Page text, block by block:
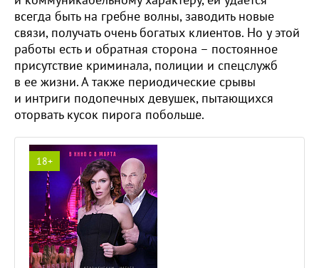
всегда быть на гребне волны, заводить новые
связи, получать очень богатых клиентов. Но у этой
работы есть и обратная сторона – постоянное
присутствие криминала, полиции и спецслужб
в ее жизни. А также периодические срывы
и интриги подопечных девушек, пытающихся
оторвать кусок пирога побольше.
18+